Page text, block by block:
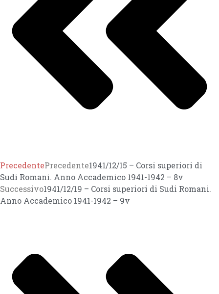
PrecedentePrecedente1941/12/15 – Corsi superiori di
Sudi Romani. Anno Accademico 1941-1942 – 8v
Successivo1941/12/19 – Corsi superiori di Sudi Romani.
Anno Accademico 1941-1942 – 9v